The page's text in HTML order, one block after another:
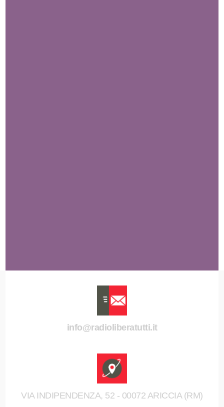
info@radioliberatutti.it
VIA INDIPENDENZA, 52 - 00072 ARICCIA (RM)